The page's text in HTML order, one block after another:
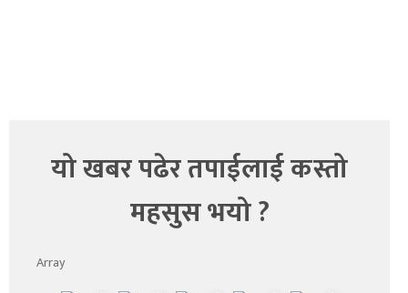
यो खबर पढेर तपाईलाई कस्तो
महसुस भयो ?
Array